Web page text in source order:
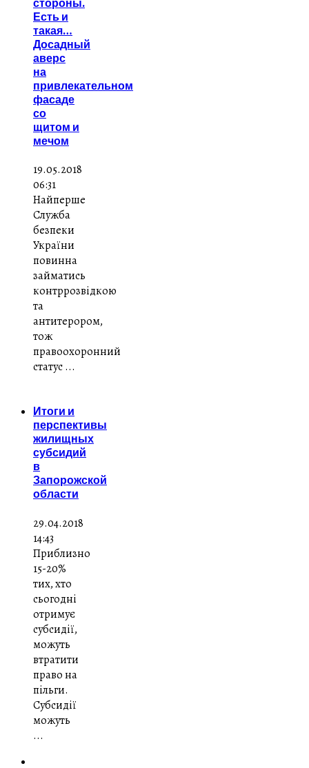
Есть и
такая…
Досадный
аверс
на
привлекательном
фасаде
со
щитом и
мечом
19.05.2018
06:31
Найперше
Служба
безпеки
України
повинна
займатись
контррозвідкою
та
антитерором,
тож
правоохоронний
статус ...
Итоги и
перспективы
жилищных
субсидий
в
Запорожской
области
29.04.2018
14:43
Приблизно
15-20%
тих, хто
сьогодні
отримує
субсидії,
можуть
втратити
право на
пільги.
Субсидії
можуть
...